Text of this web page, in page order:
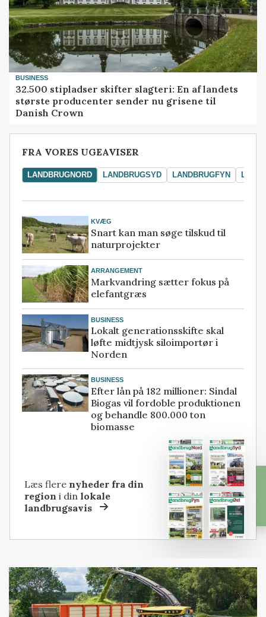
BUSINESS
32.500 stipladser skifter slagteri: En af landets
største producenter sender nu grisene til
Danish Crown
FRA VORES UGEAVISER
LANDBRUGNORD LANDBRUGSYD LANDBRUGFYN
KVÆG
Snart kan man søge tilskud til
naturprojekter
ARRANGEMENT
Markvandring sætter fokus på
elefantgræs
BUSINESS
Lokalt generationsskifte skal
løfte midtjysk siloimportør i
Norden
BUSINESS
Efter lån på 182 millioner: Sindal
Biogas vil fordoble produktionen
og behandle 800.000 ton
biomasse
Læs flere nyheder fra din
region i dinlokale
landbrugsavis